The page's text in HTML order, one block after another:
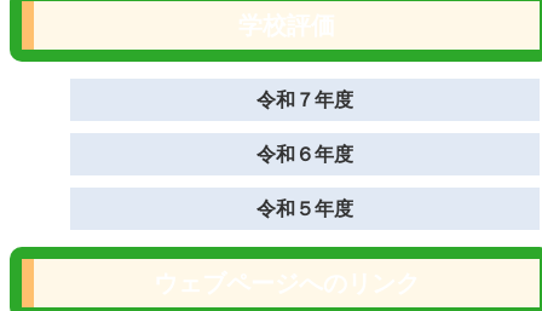
令和７年度
令和６年度
令和５年度